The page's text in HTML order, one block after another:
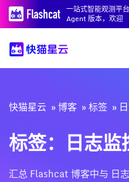
一站式智能观测平
Agent 版本，欢迎
快猫星云 博客 标签
标签：日志监
汇总 Flashcat 博客中与 日